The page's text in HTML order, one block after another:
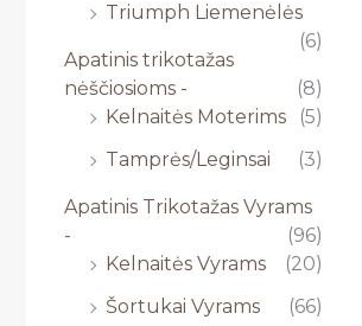
Triumph Liemenėlės
(6)
Apatinis trikotažas
nėščiosioms -
(8)
Kelnaitės Moterims
(5)
Tamprės/Leginsai
(3)
Apatinis Trikotažas Vyrams
-
(96)
Kelnaitės Vyrams
(20)
Šortukai Vyrams
(66)